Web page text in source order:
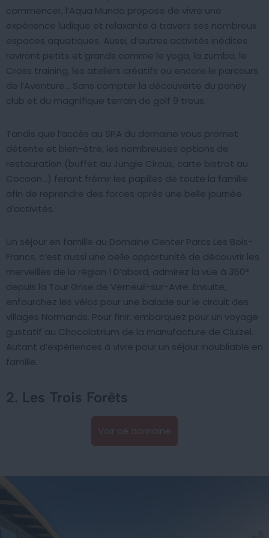
commencer, l’Aqua Mundo propose de vivre une
expérience ludique et relaxante à travers ses nombreux
espaces aquatiques. Aussi, d’autres activités inédites
raviront petits et grands comme le yoga, la zumba, le
Cross training, les ateliers créatifs ou encore le parcours
de l’Aventure… Sans compter la découverte du poney
club et du magnifique terrain de golf 9 trous.
Tandis que l’accès au SPA du domaine vous promet
détente et bien-être, les nombreuses options de
restauration (buffet au Jungle Circus, carte bistrot au
Cocoon…) feront frémir les papilles de toute la famille
afin de reprendre des forces après une belle journée
d’activités.
Un séjour en famille au Domaine Center Parcs Les Bois-
Francs, c’est aussi une belle opportunité de découvrir les
merveilles de la région ! D’abord, admirez la vue à 360°
depuis la Tour Grise de Verneuil-sur-Avre. Ensuite,
enfourchez les vélos pour une balade sur le circuit des
villages Normands. Pour finir, embarquez pour un voyage
gustatif au Chocolatrium de la manufacture de Cluizel.
Autant d’expériences à vivre pour un séjour inoubliable en
famille.
2. Les Trois Forêts
Voir ce domaine